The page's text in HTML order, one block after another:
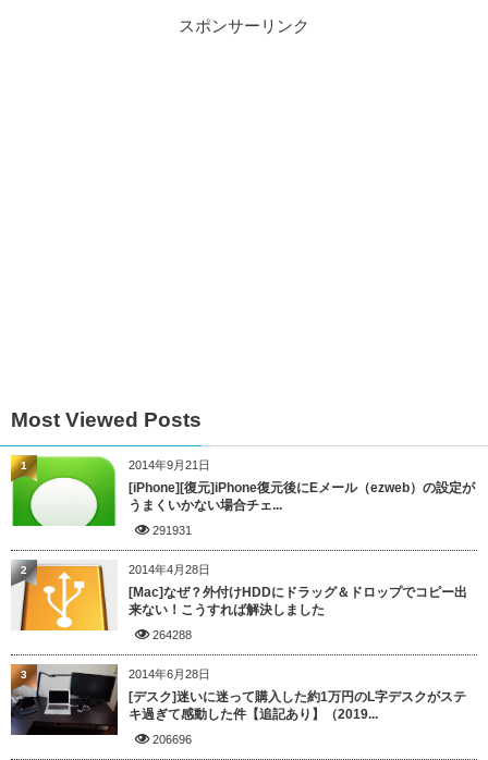
スポンサーリンク
Most Viewed Posts
2014年9月21日
[iPhone][復元]iPhone復元後にEメール（ezweb）の設定が
うまくいかない場合チェ...
291931
1
2014年4月28日
[Mac]なぜ？外付けHDDにドラッグ＆ドロップでコピー出
来ない！こうすれば解決しました
264288
2
2014年6月28日
[デスク]迷いに迷って購入した約1万円のL字デスクがステ
キ過ぎて感動した件【追記あり】（2019...
206696
3